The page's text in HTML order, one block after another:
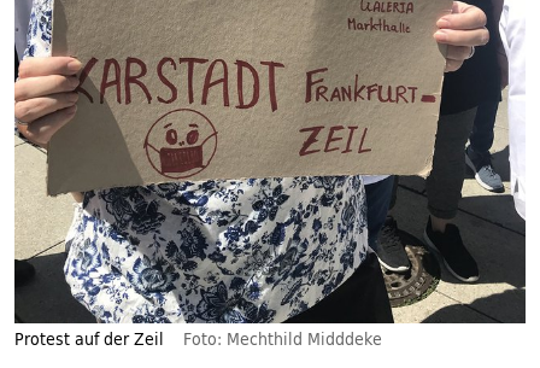
Protest auf der Zeil Foto: Mechthild Midddeke